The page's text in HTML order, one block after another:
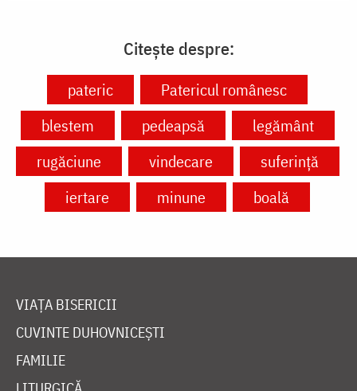
Citește despre:
pateric
Patericul românesc
blestem
pedeapsă
legământ
rugăciune
vindecare
suferință
iertare
minune boală
VIAȚA BISERICII
CUVINTE DUHOVNICEȘTI
FAMILIE